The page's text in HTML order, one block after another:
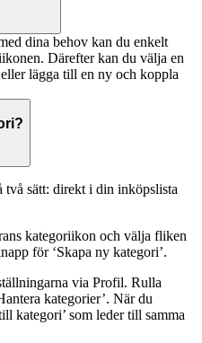
dina behov kan du enkelt
Därefter kan du välja en
lägga till en ny och koppla
sätt: direkt i din inköpslista
kategoriikon och välja fliken
för ‘Skapa ny kategori’.
via Profil. Rulla
kategorier’. När du
kategori’ som leder till samma